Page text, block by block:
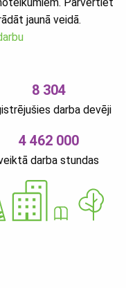
jaunā veidā.
8 304
darba devēji
4 462 000
darba stundas